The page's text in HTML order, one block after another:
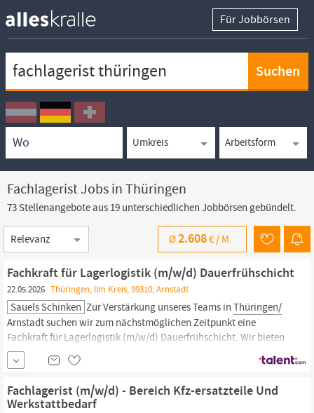
Für Jobbörsen
Ortssuche
Umkreissuche
Arbeitsform
Fachlagerist Jobs in Thüringen
73 Stellenangebote aus 19 unterschiedlichen Jobbörsen gebündelt.
Sortierung
Ø2.608€ / M.
Fachkraft für Lagerlogistik (m/w/d) Dauerfrühschicht
22.05.2026 Thüringen, Ilm Kreis, 99310, Arnstadt
Sauels Schinken Zur Verstärkung unseres Teams in Thüringen/
Arnstadt suchen wir zum nächstmöglichen Zeitpunkt eine
Fachkraft für Lagerlogistik (m/w/d) Dauerfrühschicht. Wir bieten
Ihnen: Ein familiäres Arbeitsumfeld in einem Unternehmen mit
125 Jahren Tradition und Erfahrung in der Fleischverarbeitung
Einen unbefristeten Arbeitsvertrag Eine individuelle und...
Fachlagerist (m/w/d) - Bereich Kfz-ersatzteile Und
Werkstattbedarf